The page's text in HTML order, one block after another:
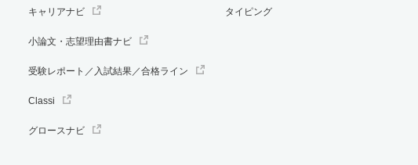
キャリアナビ
小論文・志望理由書ナビ
受験レポート／入試結果／合格ライン
Classi
グロースナビ
タイピング